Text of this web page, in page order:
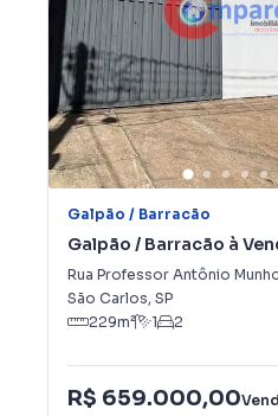
Galpão / Barracão
Galpão / Barracão à
Jardim Maracanã
Rua Professor Antônio
São Carlos, SP
229m² 1 2
R$ 659.000,00